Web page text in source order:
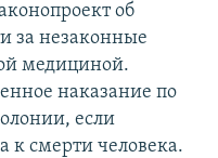
об
за незаконные
медициной.
наказание по
если
к смерти человека.